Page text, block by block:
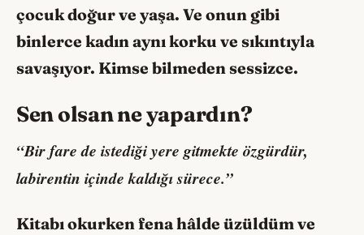
çocuk doğur ve yaşa. Ve onun gibi
binlerce kadın aynı korku ve sıkıntıyla
savaşıyor. Kimse bilmeden sessizce.
Sen olsan ne yapardın?
“Bir fare de istediği yere gitmekte özgürdür,
labirentin içinde kaldığı sürece.”
Kitabı okurken fena hâlde üzüldüm ve